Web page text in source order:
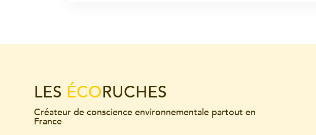
LES ÉCORUCHES
Créateur de conscience environnementale partout en
France